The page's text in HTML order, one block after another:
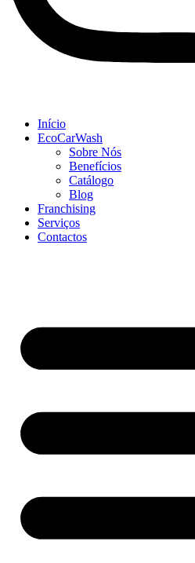
Início
EcoCarWash
Sobre Nós
Benefícios
Catálogo
Blog
Franchising
Serviços
Contactos